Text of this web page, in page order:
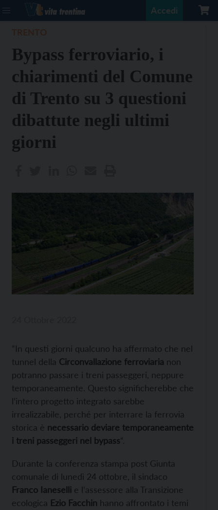
Accedi
Bypass ferroviario, i
chiarimenti del Comune
di Trento su 3 questioni
dibattute negli ultimi
giorni
“In questi giorni qualcuno ha affermato che nel
tunnel della Circonvallazione ferroviaria non
potranno passare i treni passeggeri, neppure
temporaneamente. Questo significherebbe che
l’intero progetto integrato sarebbe
irrealizzabile, perché per interrare la ferrovia
storica è necessario deviare temporaneamente
i treni passeggeri nel bypass“.
Durante la conferenza stampa post Giunta
comunale di lunedì 24 ottobre, il sindaco
Franco Ianeselli e l’assessore alla Transizione
ecologica Ezio Facchin hanno affrontato i temi